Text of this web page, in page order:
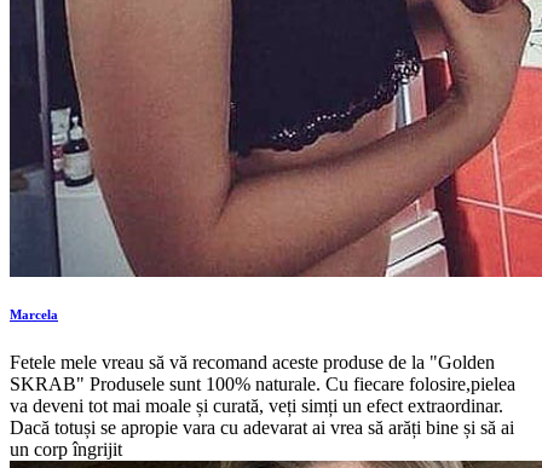
Marcela
Fetele mele vreau să vă recomand aceste produse de la "Golden
SKRAB" Produsele sunt 100% naturale. Cu fiecare folosire,pielea
va deveni tot mai moale și curată, veți simți un efect extraordinar.
Dacă totuși se apropie vara cu adevarat ai vrea să arăți bine și să ai
un corp îngrijit